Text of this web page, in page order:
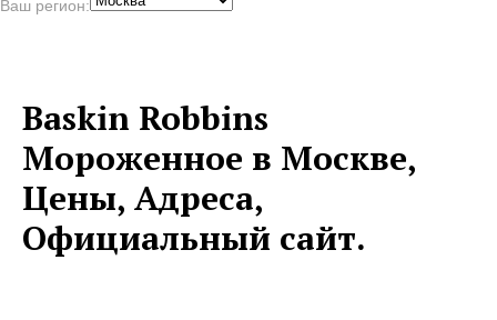
Ваш регион:
Baskin Robbins
Мороженное в Москве,
Цены, Адреса,
Официальный сайт.